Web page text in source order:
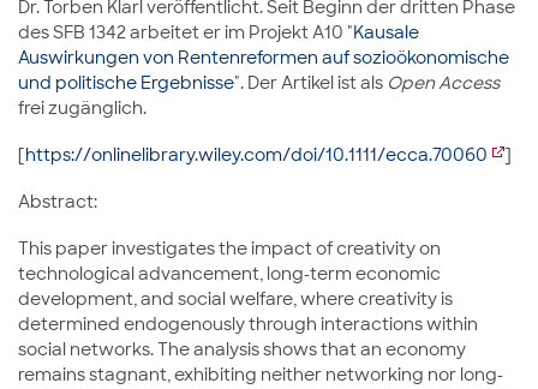
Dr. Torben Klarl veröffentlicht. Seit Beginn der dritten Phase
des SFB 1342 arbeitet er im Projekt A10 "Kausale
Auswirkungen von Rentenreformen auf sozioökonomische
und politische Ergebnisse". Der Artikel ist als Open Access
frei zugänglich.
[https://onlinelibrary.wiley.com/doi/10.1111/ecca.70060 ]
Abstract:
This paper investigates the impact of creativity on
technological advancement, long-term economic
development, and social welfare, where creativity is
determined endogenously through interactions within
social networks. The analysis shows that an economy
remains stagnant, exhibiting neither networking nor long-